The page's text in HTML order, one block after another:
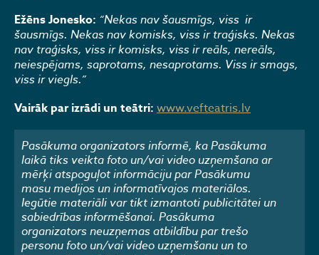
Ežēns Jonesko: “Nekas nav šausmīgs, viss ir
šausmīgs. Nekas nav komisks, viss ir traģisks. Nekas
nav traģisks, viss ir komisks, viss ir reāls, nereāls,
neiespējams, saprotams, nesaprotams. Viss ir smags,
viss ir viegls.”
Vairāk par izrādi un teātri: www.vefteatris.lv
Pasākuma organizators informē, ka Pasākuma
laikā tiks veikta foto un/vai video uzņemšana ar
mērķi atspoguļot informāciju par Pasākumu
masu medijos un informatīvajos materiālos.
Iegūtie materiāli var tikt izmantoti publicitātei un
sabiedrības informēšanai. Pasākuma
organizators neuzņemas atbildību par trešo
personu foto un/vai video uzņemšanu un to